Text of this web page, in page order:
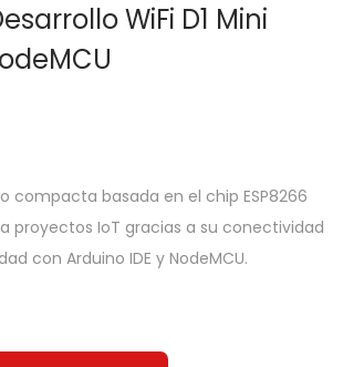
WiFi D1 Mini
compacta basada en el chip ESP8266
proyectos IoT gracias a su conectividad
con Arduino IDE y NodeMCU.